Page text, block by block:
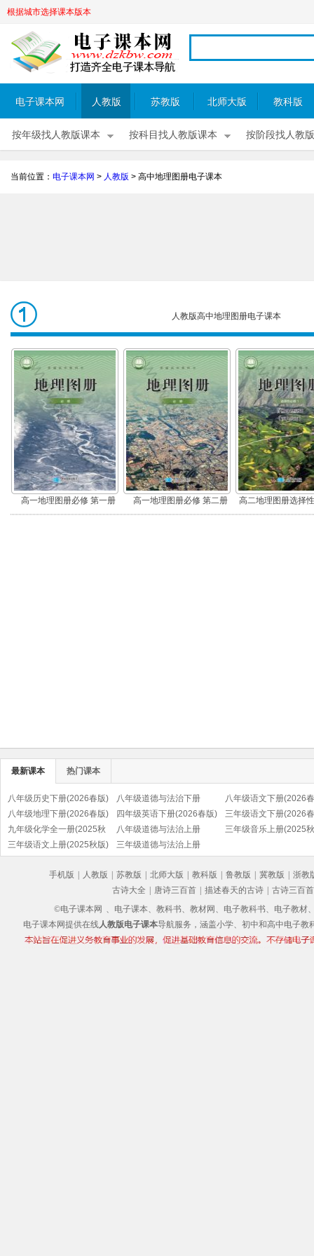
根据城市选择课本版本
电子课本网 人教版 苏教版 北师大版 教科版
按年级找人教版课本 按科目找人教版课本 按阶段找人教
当前位置： 电子课本网 > 人教版 > 高中地理图册电子课本
高中地理图册
人教版高中地理图册电子课本
高一地理图册必修 第一册 高一地理图册必修 第二册
高二地理图册选择
然地理基础
最新课本 热门课本
八年级历史下册(2026春版)
(部编版)
八年级道德与法治下册
(2026春版)(部编版)
八年级语文下册(2026
(部编版)
八年级地理下册(2026春版)
四年级英语下册(2026春版)
(PEP)
三年级语文下册(2026
(部编版)
九年级化学全一册(2025秋
版)
八年级道德与法治上册
(2025秋版)(部编版)
三年级音乐上册(2025
三年级语文上册(2025秋版)
三年级道德与法治上册
手机版
人教版 苏教版 北师大版 教科版 鲁教版 冀教版
浙教
古诗大全
唐诗三百首 描述春天的古诗
古诗三百首
©电子课本网 、电子课本、教科书、教材网、电子教科书、电子教材
电子课本网提供在线人教版电子课本导航服务，涵盖小学、初中和高中电子